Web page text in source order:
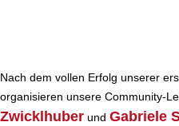
Nach dem vollen Erfolg unserer
organisieren unsere Community-
Zwicklhuber und Gabriele